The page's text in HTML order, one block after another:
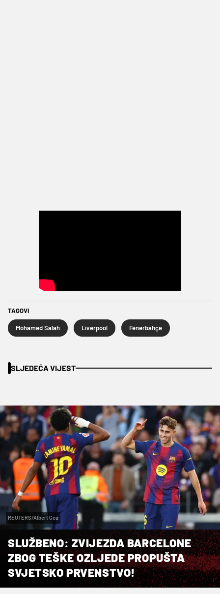
TAGOVI
Mohamed Salah Liverpool Fenerbahçe
SLJEDEĆA VIJEST
REUTERS/Albert Gea
SLUŽBENO: ZVIJEZDA BARCELONE
ZBOG TEŠKE OZLJEDE PROPUŠTA
SVJETSKO PRVENSTVO!